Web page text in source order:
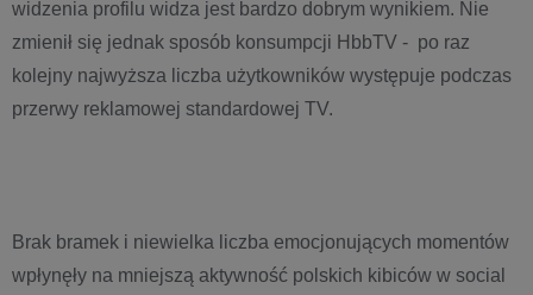
widzenia profilu widza jest bardzo dobrym wynikiem. Nie
zmienił się jednak sposób konsumpcji HbbTV - po raz
kolejny najwyższa liczba użytkowników występuje podczas
przerwy reklamowej standardowej TV.
Brak bramek i niewielka liczba emocjonujących momentów
wpłynęły na mniejszą aktywność polskich kibiców w social